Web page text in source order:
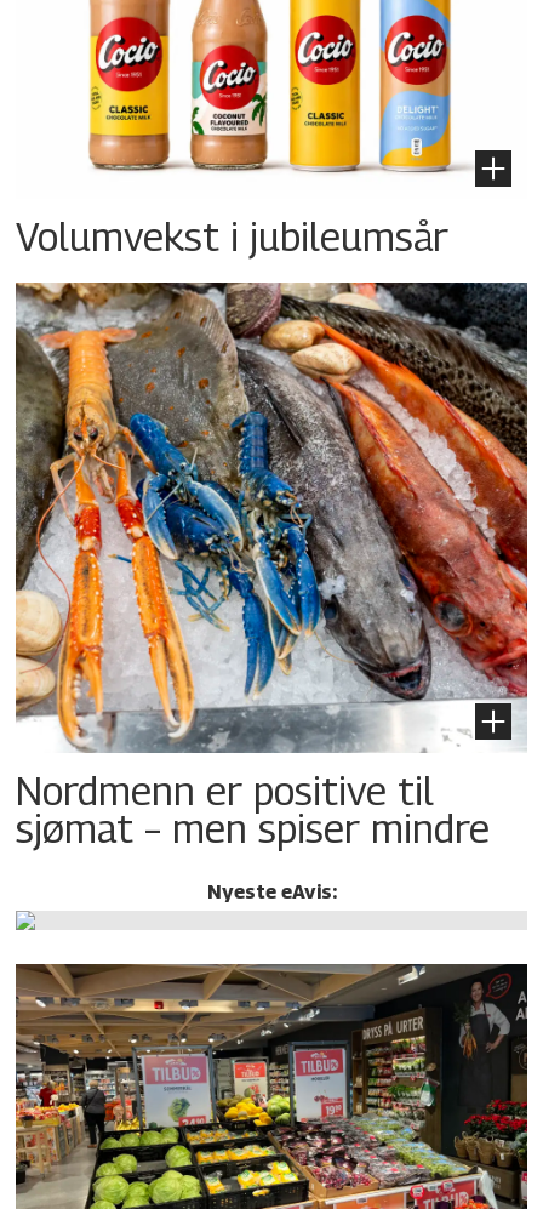
Volumvekst i jubileumsår
Nordmenn er positive til
sjømat – men spiser mindre
Nyeste eAvis: